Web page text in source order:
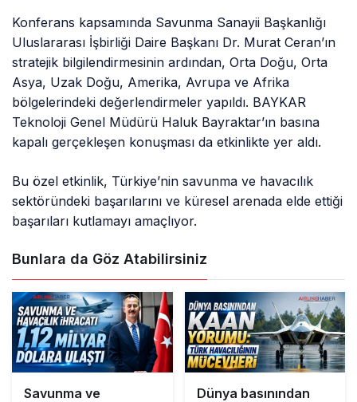
Konferans kapsamında Savunma Sanayii Başkanlığı
Uluslararası İşbirliği Daire Başkanı Dr. Murat Ceran’ın
stratejik bilgilendirmesinin ardından, Orta Doğu, Orta
Asya, Uzak Doğu, Amerika, Avrupa ve Afrika
bölgelerindeki değerlendirmeler yapıldı. BAYKAR
Teknoloji Genel Müdürü Haluk Bayraktar’ın basına
kapalı gerçekleşen konuşması da etkinlikte yer aldı.
Bu özel etkinlik, Türkiye’nin savunma ve havacılık
sektöründeki başarılarını ve küresel arenada elde ettiği
başarıları kutlamayı amaçlıyor.
Bunlara da Göz Atabilirsiniz
Savunma ve
Dünya basınından